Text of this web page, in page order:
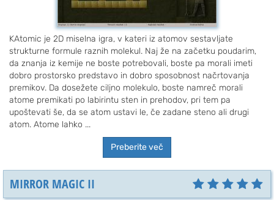
KAtomic je 2D miselna igra, v kateri iz atomov sestavljate
strukturne formule raznih molekul. Naj že na začetku poudarim,
da znanja iz kemije ne boste potrebovali, boste pa morali imeti
dobro prostorsko predstavo in dobro sposobnost načrtovanja
premikov. Da dosežete ciljno molekulo, boste namreč morali
atome premikati po labirintu sten in prehodov, pri tem pa
upoštevati še, da se atom ustavi le, če zadane steno ali drugi
atom. Atome lahko ...
Preberite več
MIRROR MAGIC II